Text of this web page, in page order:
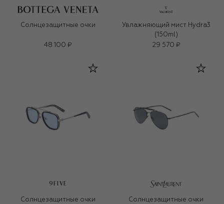
Солнцезащитные очки
48 100 ₽
Увлажняющий мист Hydra3
(150ml)
29 570 ₽
9FIVE
Солнцезащитные очки
Солнцезащитные очки